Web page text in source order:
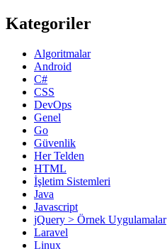
Kategoriler
Algoritmalar
Android
C#
CSS
DevOps
Genel
Go
Güvenlik
Her Telden
HTML
İşletim Sistemleri
Java
Javascript
jQuery > Örnek Uygulamalar
Laravel
Linux